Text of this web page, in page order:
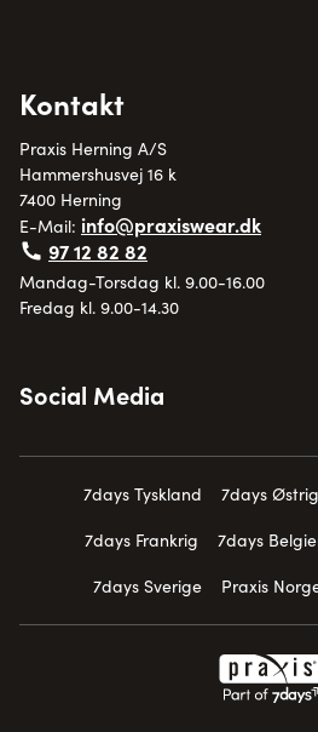
Kontakt
Praxis Herning A/S
Hammershusvej 16 k
7400 Herning
E-Mail: info@praxiswear.dk
97 12 82 82
Mandag-Torsdag kl. 9.00-16.00
Fredag kl. 9.00-14.30
Social Media
7days Tyskland 7days Østrig
7days Frankrig
7days
7days Sverige
Praxis